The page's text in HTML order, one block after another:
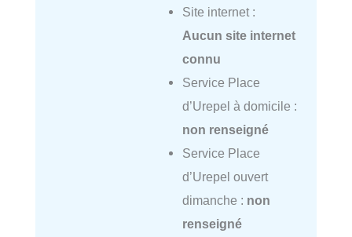
Site internet :
Aucun site internet
connu
Service Place
d’Urepel à domicile :
non renseigné
Service Place
d’Urepel ouvert
dimanche : non
renseigné